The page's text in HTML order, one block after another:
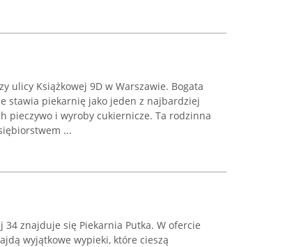
ulicy Książkowej 9D w Warszawie. Bogata
stawia piekarnię jako jeden z najbardziej
pieczywo i wyroby cukiernicze. Ta rodzinna
...
34 znajduje się Piekarnia Putka. W ofercie
wyjątkowe wypieki, które cieszą